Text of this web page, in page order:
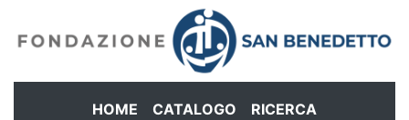
HOME CATALOGO RICERCA